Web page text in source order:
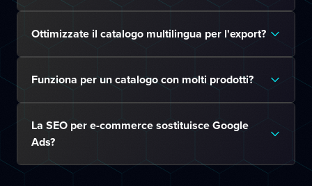
Ottimizzate il catalogo multilingua per l'export?
Funziona per un catalogo con molti prodotti?
La SEO per e-commerce sostituisce Google
Ads?